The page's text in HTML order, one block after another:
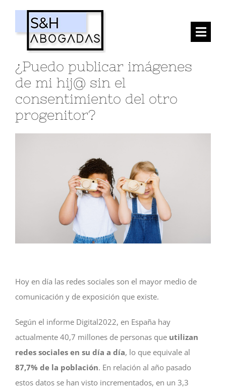
contenido
INICIO
EL DESPACHO
SERVICIOS
ACTUALIDAD
CONTACTO
¿Puedo publicar imágenes
de mi hij@ sin el
consentimiento del otro
progenitor?
Hoy en día las redes sociales son el mayor medio de
comunicación y de exposición que existe.
Según el informe Digital2022, en España hay
actualmente 40,7 millones de personas que utilizan
redes sociales en su día a día, lo que equivale al
87,7% de la población. En relación al año pasado
estos datos se han visto incrementados, en un 3,3